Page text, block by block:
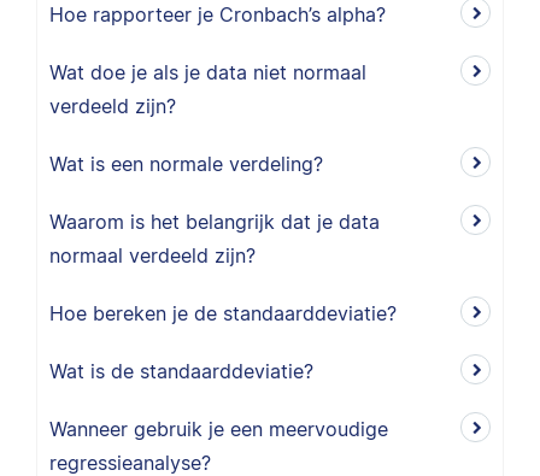
Hoe rapporteer je Cronbach’s alpha?
Wat doe je als je data niet normaal
verdeeld zijn?
Wat is een normale verdeling?
Waarom is het belangrijk dat je data
normaal verdeeld zijn?
Hoe bereken je de standaarddeviatie?
Wat is de standaarddeviatie?
Wanneer gebruik je een meervoudige
regressieanalyse?